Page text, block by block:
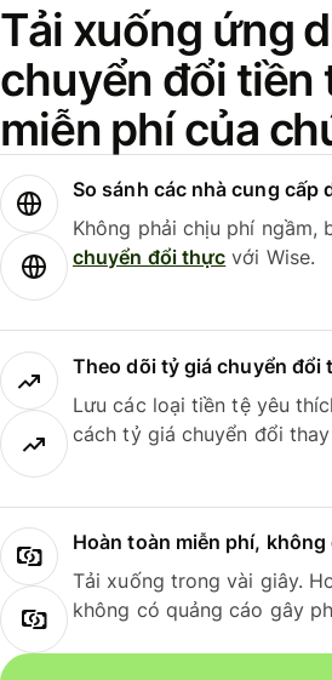
Tải xuống ứng
chuyển đổi tiền
miễn phí của
So sánh các nhà cung cấp
Không phải chịu phí ngầm,
chuyển đổi thực với Wise.
Theo dõi tỷ giá chuyển đổi
Lưu các loại tiền tệ yêu
cách tỷ giá chuyển đổi
Hoàn toàn miễn phí, không
Tải xuống trong vài giây.
không có quảng cáo gây